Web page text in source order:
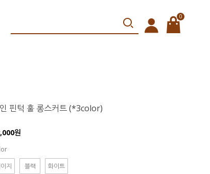
0
핀턱 훌 롱스커트 (*3color)
원
지
블랙 화이트